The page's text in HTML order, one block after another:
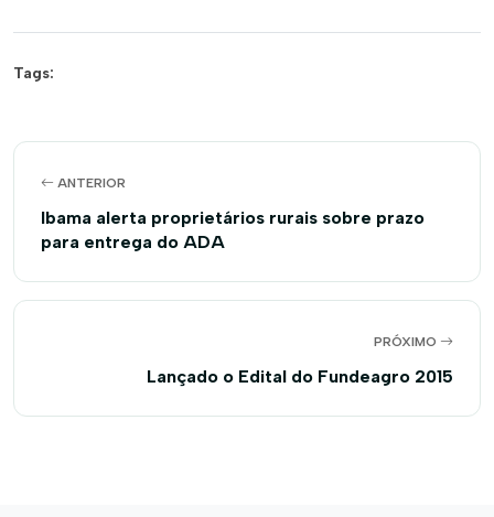
Tags:
ANTERIOR
Ibama alerta proprietários rurais sobre prazo
para entrega do ADA
PRÓXIMO
Lançado o Edital do Fundeagro 2015